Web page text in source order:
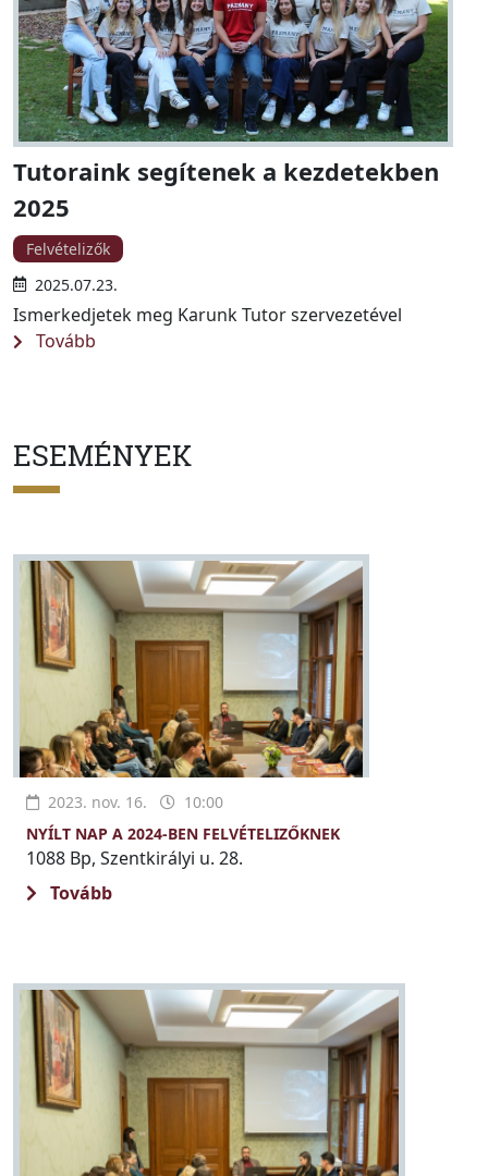
Tutoraink segítenek a kezdetekben
2025
Felvételizők
2025.07.23.
Ismerkedjetek meg Karunk Tutor szervezetével
Tovább
ESEMÉNYEK
2023. nov. 16.
10:00
NYÍLT NAP A 2024-BEN FELVÉTELIZŐKNEK
1088 Bp, Szentkirályi u. 28.
Tovább